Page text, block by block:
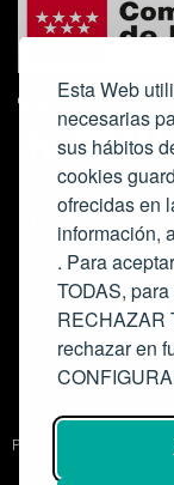
Esta Web
necesarias
sus hábitos
cookies
ofrecidas en
información,
. Para
TODAS,
RECHAZAR
rechazar en
Colabora:
Proyecto de
Salón de Actos del